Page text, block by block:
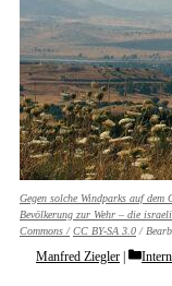
Gegen solche Windparks auf
Bevölkerung zur Wehr – die
Commons / CC BY-SA 3.0/
Manfred Ziegler